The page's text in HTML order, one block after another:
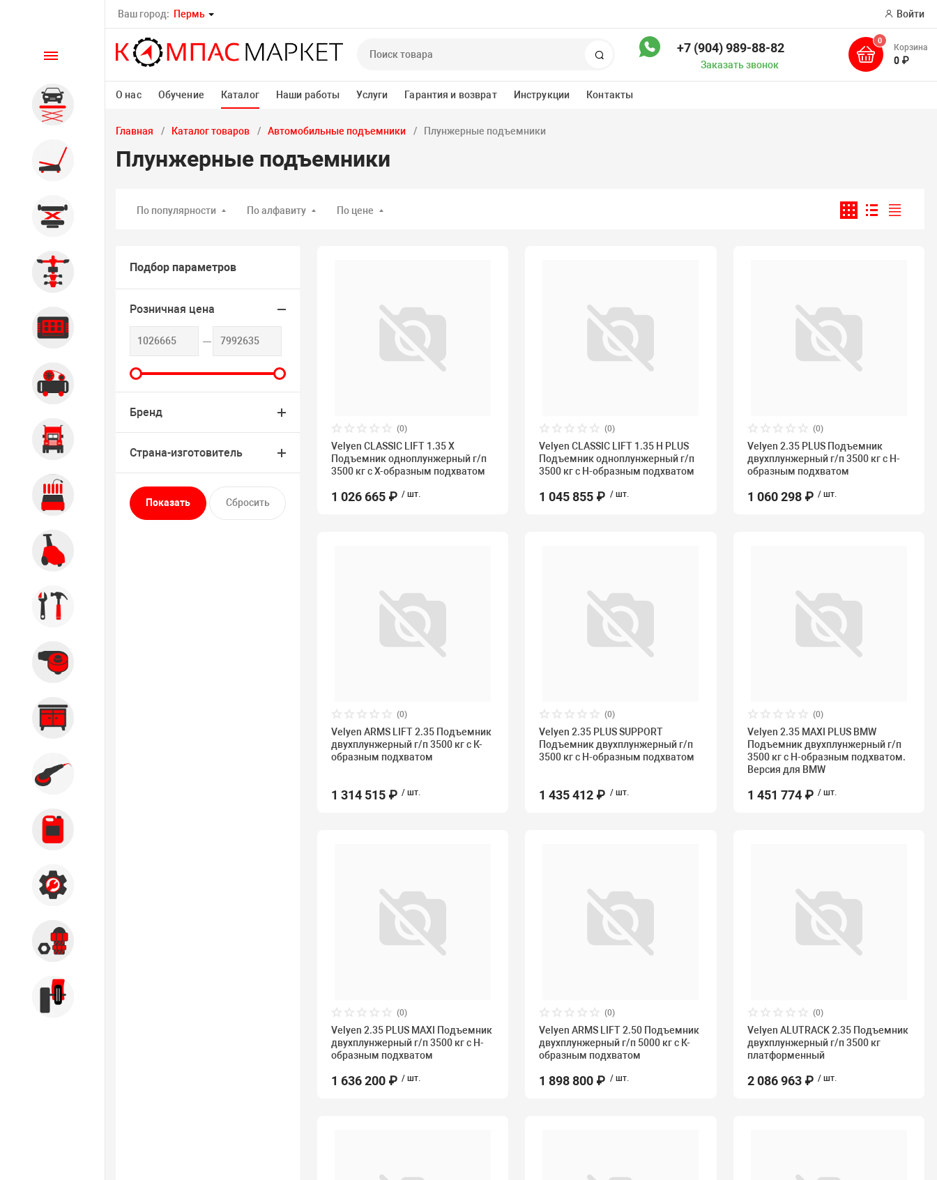
Ваш город: Пермь Войти
Поиск +7 (904) 989-88-82
Заказать звонок
0
Корзина
0 ₽
О нас Обучение Каталог Наши работы Услуги Гарантия и возврат Инструкции Контакты
Каталог
Автомобильные подъемники
Шиномонтажное
оборудование
Общегаражное
Стенды сход-развал
Диагностика
Компрессорное оборудование
Обслуживание систем и
агрегатов
Главная Каталог товаров Автомобильные подъемники Плунжерные подъемники
Плунжерные подъемники
По популярности По алфавиту По цене
Подбор параметров
Розничная цена
Бренд
Страна-изготовитель
(0)
Velyen CLASSIC LIFT 1.35 X
Подъемник одноплунжерный г/п
3500 кг с X-образным подхватом
1 026 665 ₽ / шт.
(0)
Velyen CLASSIC LIFT 1.35 H PLUS
Подъемник одноплунжерный г/п
3500 кг с H-образным подхватом
1 045 855 ₽ / шт.
(0)
Velyen 2.35 PLUS Подъемник
двухплунжерный г/п 3500 кг с Н-
образным подхватом
1 060 298 ₽ / шт.
(0)
Velyen ARMS LIFT 2.35 Подъемник
двухплунжерный г/п 3500 кг с К-
образным подхватом
1 314 515 ₽ / шт.
(0)
Velyen 2.35 PLUS SUPPORT
Подъемник двухплунжерный г/п
3500 кг с Н-образным подхватом
1 435 412 ₽ / шт.
(0)
Velyen 2.35 MAXI PLUS BMW
Подъемник двухплунжерный г/п
3500 кг с Н-образным подхватом.
Версия для BMW
1 451 774 ₽ / шт.
(0)
Velyen 2.35 PLUS MAXI Подъемник
двухплунжерный г/п 3500 кг с Н-
образным подхватом
1 636 200 ₽ / шт.
(0)
Velyen ARMS LIFT 2.50 Подъемник
двухплунжерный г/п 5000 кг с К-
образным подхватом
1 898 800 ₽ / шт.
(0)
Velyen ALUTRACK 2.35 Подъемник
двухплунжерный г/п 3500 кг
платформенный
2 086 963 ₽ / шт.